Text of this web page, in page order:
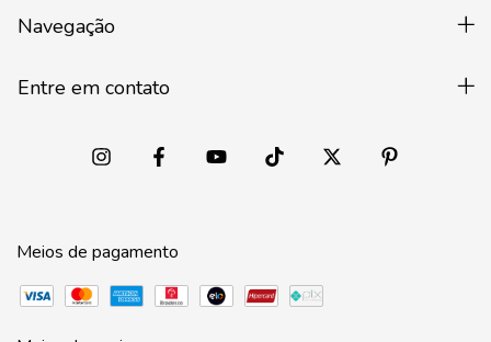
Navegação
Entre em contato
Meios de pagamento